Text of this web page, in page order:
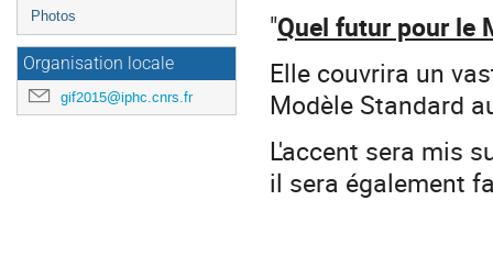
Photos
Organisation locale
gif2015@iphc.cnrs.fr
"Quel futur pour le
Elle couvrira un
Modèle Standard
L'accent sera mis
il sera également